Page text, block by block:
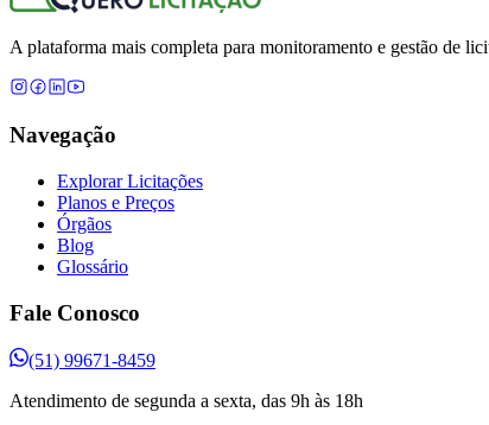
A plataforma mais completa para monitoramento e gestão de
Navegação
Explorar Licitações
Planos e Preços
Órgãos
Blog
Glossário
Fale Conosco
(51) 99671-8459
Atendimento de segunda a sexta, das 9h às 18h